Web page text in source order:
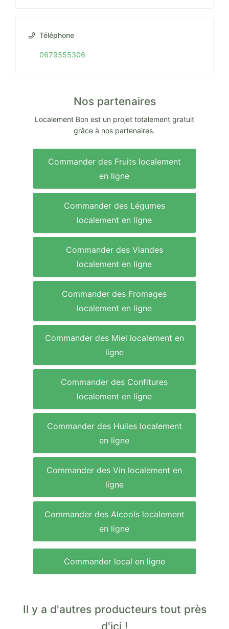
Téléphone
0679555306
Nos partenaires
Localement Bon est un projet totalement gratuit
grâce à nos partenaires.
Commander des Fruits localement
en ligne
Commander des Légumes
localement en ligne
Commander des Viandes
localement en ligne
Commander des Fromages
localement en ligne
Commander des Miel localement en
ligne
Commander des Confitures
localement en ligne
Commander des Huiles localement
en ligne
Commander des Vin localement en
ligne
Commander des Alcools localement
en ligne
Commander local en ligne
Il y a d'autres producteurs tout près
d'ici !